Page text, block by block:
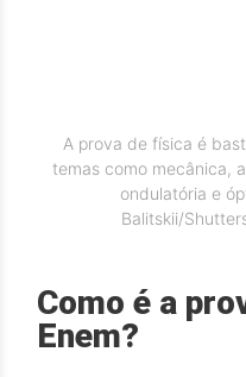
A prova de física é
temas como mecânica,
ondulatória e
Balitskii/
Como é a
Enem?